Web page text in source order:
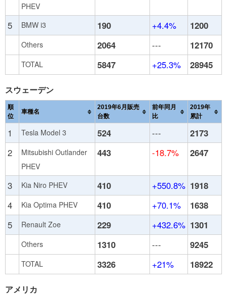
PHEV
5 BMW i3 190 +4.4% 1200
Others 2064 --- 12170
TOTAL 5847 +25.3% 28945
スウェーデン
順
位
車種名
2019年6月販売
台数
前年同月
比
2019年
累計
1 Tesla Model 3 524 ---
2173
2
Mitsubishi Outlander
PHEV
443 -18.7% 2647
3 Kia Niro PHEV 410 +550.8% 1918
4
Kia Optima PHEV 410 +70.1%
1638
5
Renault Zoe 229 +432.6% 1301
Others 1310 --- 9245
TOTAL 3326 +21% 18922
アメリカ